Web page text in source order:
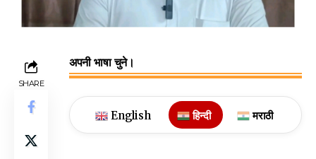
SHARE
अपनी भाषा चुने।
English हिन्दी मराठी